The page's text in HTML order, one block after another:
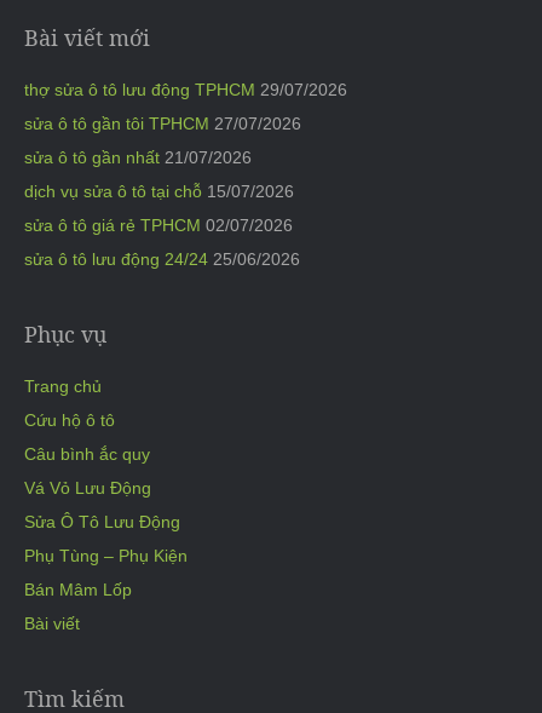
Bài viết mới
thợ sửa ô tô lưu động TPHCM 29/07/2026
sửa ô tô gần tôi TPHCM 27/07/2026
sửa ô tô gần nhất 21/07/2026
dịch vụ sửa ô tô tại chỗ 15/07/2026
sửa ô tô giá rẻ TPHCM 02/07/2026
sửa ô tô lưu động 24/24 25/06/2026
Phục vụ
Trang chủ
Cứu hộ ô tô
Câu bình ắc quy
Vá Vỏ Lưu Động
Sửa Ô Tô Lưu Động
Phụ Tùng – Phụ Kiện
Bán Mâm Lốp
Bài viết
Tìm kiếm